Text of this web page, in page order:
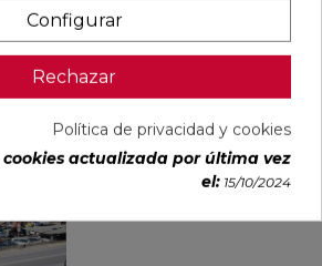
donde ver este
Configurar
Rechazar
Política de privacidad y cookies
actualizada por última vez
el: 15/10/2024